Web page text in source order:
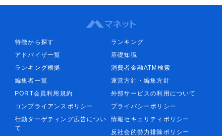
特徴から探す
ランキング
アドバイザ一覧
基礎知識
ランキング根拠
消費者金融ATM検索
編集者一覧
運営方針・編集方針
PORT会員利用規約
外部サービスの利用について
コンプライアンスポリシー
プライバシーポリシー
行動ターゲティング広告につい
て
情報セキュリティポリシー
反社会的勢力排除ポリシー